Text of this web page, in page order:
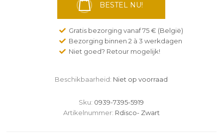
BESTEL NU!
Gratis bezorging vanaf 75 € (België)
Bezorging binnen 2 à 3 werkdagen
Niet goed? Retour mogelijk!
Beschikbaarheid: Niet op voorraad
Sku: 0939-7395-5919
Artikelnummer: Rdisco- Zwart